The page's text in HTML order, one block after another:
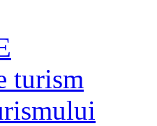
turism